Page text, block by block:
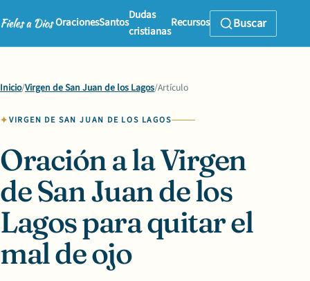
OracionesSantos
Dudas
cristianas
Recursos Buscar
Inicio/Virgen de San Juan de los Lagos/Artículo
VIRGEN DE SAN JUAN DE LOS LAGOS
Oración a la Virgen
de San Juan de los
Lagos para quitar el
mal de ojo